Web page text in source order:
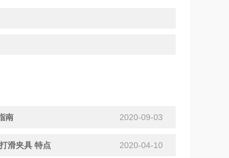
南 2020-09-03
滑夹具 特点 2020-04-10